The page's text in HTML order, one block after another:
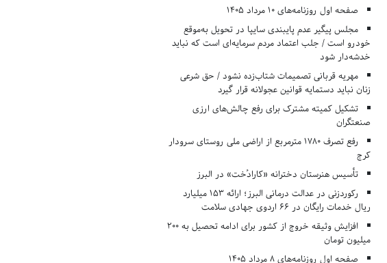
صفحه اول روزنامه‌های 10 مرداد 1405
مجلس پیگیر عدم پایبندی سایپا در تحویل به‌موقع
خودرو است / جلب اعتماد مردم سرمایه‌ای است که نباید
خدشه‌دار شود
مهریه قربانی تصمیمات شتاب‌زده نشود / حق شرعی
زنان نباید دستمایه قوانین عجولانه قرار گیرد
تشکیل کمیته مشترک برای رفع چالش‌های ارزی
صنعتگران
رفع تصرف ۱۷۸۰ مترمربع از اراضی ملی روستای سرودار
کرج
تأسیس هنرستان دخترانه «کارادُخت» در البرز
رکوردزنی در عدالت درمانی البرز؛ ارائه ۱۵۳ میلیارد
ریال خدمات رایگان در ۶۶ اردوی جهادی سلامت
افزایش وثیقه خروج از کشور برای ادامه تحصیل به ۲۰۰
میلیون تومان
صفحه اول روزنامه‌های 8 مرداد 1405